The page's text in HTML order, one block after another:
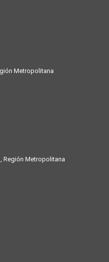
Metropolitana
Región Metropolitana